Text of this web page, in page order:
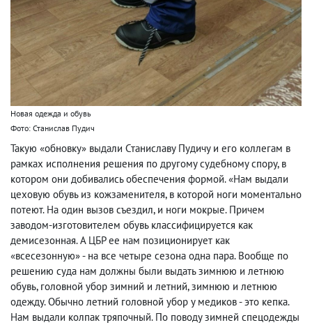
Новая одежда и обувь
Фото: Станислав Пудич
Такую «обновку» выдали Станиславу Пудичу и его коллегам в
рамках исполнения решения по другому судебному спору, в
котором они добивались обеспечения формой. «Нам выдали
цеховую обувь из кожзаменителя, в которой ноги моментально
потеют. На один вызов съездил, и ноги мокрые. Причем
заводом-изготовителем обувь классифицируется как
демисезонная. А ЦБР ее нам позиционирует как
«всесезонную» - на все четыре сезона одна пара. Вообще по
решению суда нам должны были выдать зимнюю и летнюю
обувь, головной убор зимний и летний, зимнюю и летнюю
одежду. Обычно летний головной убор у медиков - это кепка.
Нам выдали колпак тряпочный. По поводу зимней спецодежды